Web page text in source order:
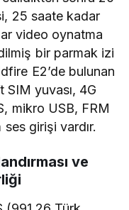
25 saate kadar
video oynatma
bir parmak izi
E2’de bulunan
SIM yuvası, 4G
mikro USB, FRM
girişi vardır.
ve